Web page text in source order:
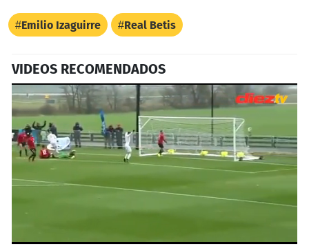
Emilio Izaguirre Real Betis
VIDEOS RECOMENDADOS